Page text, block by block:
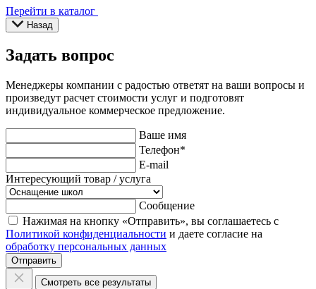
Перейти в каталог
Назад
Задать вопрос
Менеджеры компании с радостью ответят на ваши вопросы и
произведут расчет стоимости услуг и подготовят
индивидуальное коммерческое предложение.
Ваше имя
Телефон*
E-mail
Интересующий товар / услуга
Сообщение
Нажимая на кнопку «Отправить», вы соглашаетесь с
Политикой конфиденциальности и даете согласие на
обработку персональных данных
Отправить
Смотреть все результаты